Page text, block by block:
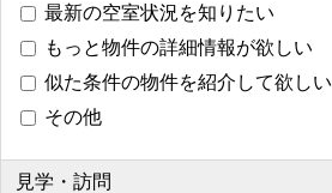
最新の空室状況を知りたい
もっと物件の詳細情報が欲しい
似た条件の物件を紹介して欲しい
その他
見学・訪問